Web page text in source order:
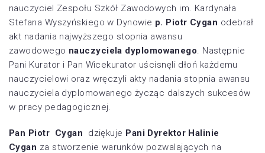
nauczyciel Zespołu Szkół Zawodowych im. Kardynała
Stefana Wyszyńskiego w Dynowie p. Piotr Cygan odebrał
akt nadania najwyższego stopnia awansu
zawodowego nauczyciela dyplomowanego. Następnie
Pani Kurator i Pan Wicekurator uścisnęli dłoń każdemu
nauczycielowi oraz wręczyli akty nadania stopnia awansu
nauczyciela dyplomowanego życząc dalszych sukcesów
w pracy pedagogicznej.
Pan Piotr Cygan dziękuje Pani Dyrektor Halinie
Cygan za stworzenie warunków pozwalających na